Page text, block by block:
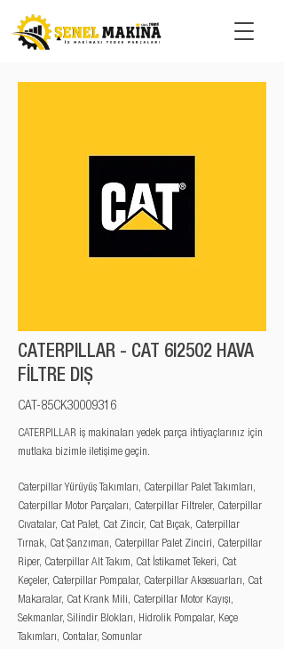
CATERPILLAR - CAT 6I2502 HAVA
FİLTRE DIŞ
CAT-85CK30009316
CATERPILLAR iş makinaları yedek parça ihtiyaçlarınız için
mutlaka bizimle iletişime geçin.
Caterpillar Yürüyüş Takımları, Caterpillar Palet Takımları,
Caterpillar Motor Parçaları, Caterpillar Filtreler, Caterpillar
Cıvatalar, Cat Palet, Cat Zincir, Cat Bıçak, Caterpillar
Tırnak, Cat Şanzıman, Caterpillar Palet Zinciri, Caterpillar
Riper, Caterpillar Alt Takım, Cat İstikamet Tekeri, Cat
Keçeler, Caterpillar Pompalar, Caterpillar Aksesuarları, Cat
Makaralar, Cat Krank Mili, Caterpillar Motor Kayışı,
Sekmanlar, Silindir Blokları, Hidrolik Pompalar, Keçe
Takımları, Contalar, Somunlar